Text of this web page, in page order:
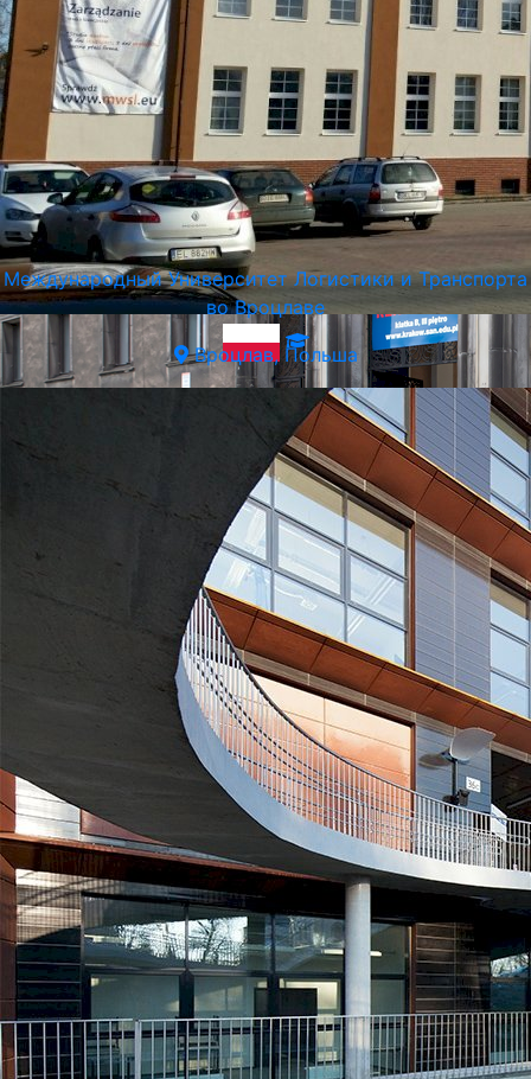
Общественная Академия Наук в Кракове
Краков, Польша
Международный Университет Логистики и Транспорта
во Вроцлаве
Вроцлав, Польша